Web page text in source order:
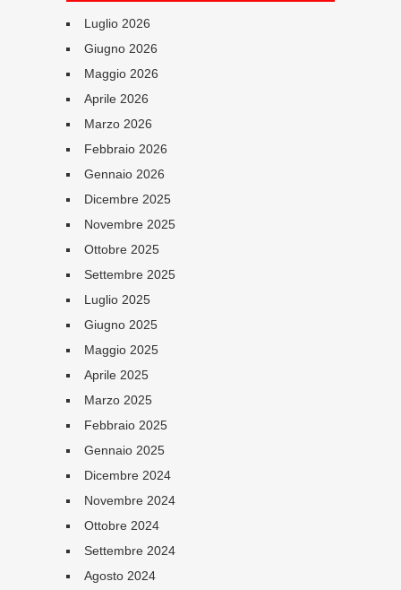
Luglio 2026
Giugno 2026
Maggio 2026
Aprile 2026
Marzo 2026
Febbraio 2026
Gennaio 2026
Dicembre 2025
Novembre 2025
Ottobre 2025
Settembre 2025
Luglio 2025
Giugno 2025
Maggio 2025
Aprile 2025
Marzo 2025
Febbraio 2025
Gennaio 2025
Dicembre 2024
Novembre 2024
Ottobre 2024
Settembre 2024
Agosto 2024